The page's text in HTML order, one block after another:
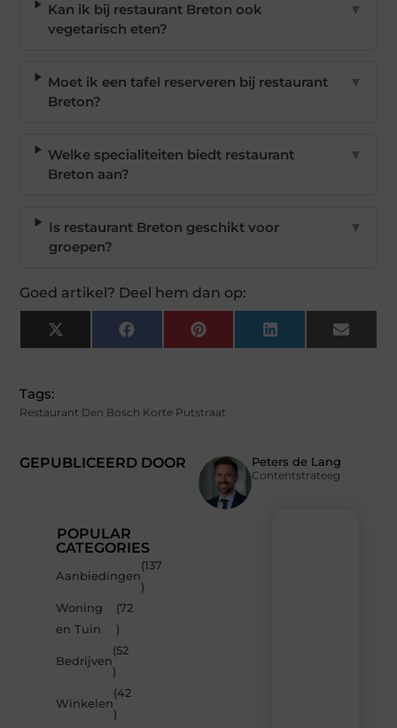
Kan ik bij restaurant Breton ook
vegetarisch eten?
▼
Moet ik een tafel reserveren bij restaurant
Breton?
▼
Welke specialiteiten biedt restaurant
Breton aan?
▼
Is restaurant Breton geschikt voor
groepen?
▼
Goed artikel? Deel hem dan op:
X
(Twitter)
FacebookPinterest LinkedIn Email
GEPUBLICEERD DOOR Peters de Lang
Contentstrateeg
Tags:
Restaurant Den Bosch Korte Putstraat
POPULAR
CATEGORIES
Aanbiedingen
(137
)
Woning
en Tuin
(72
)
Bedrijven
(52
)
Winkelen
(42
)